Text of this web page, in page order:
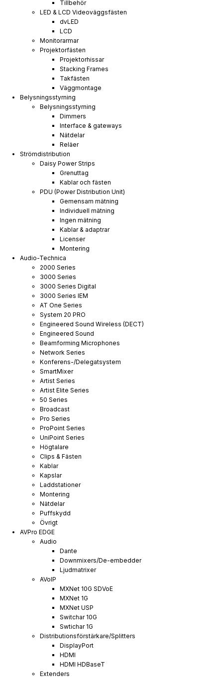
Tillbehör
LED & LCD Videoväggsfästen
dvLED
LCD
Monitorarmar
Projektorfästen
Projektorhissar
Stacking Frames
Takfästen
Väggmontage
Belysningsstyrning
Belysningsstyrning
Dimmers
Interface & gateways
Nätdelar
Reläer
Strömdistribution
Daisy Power Strips
Grenuttag
Kablar och fästen
PDU (Power Distribution Unit)
Gemensam mätning
Individuell mätning
Ingen mätning
Kablar & adaptrar
Licenser
Montering
Audio-Technica
2000 Series
3000 Series
3000 Series Digital
3000 Series IEM
AT One Series
System 20 PRO
Engineered Sound Wireless (DECT)
Engineered Sound
Beamforming Microphones
Network Series
Konferens-/Delegatsystem
SmartMixer
Artist Series
Artist Elite Series
50 Series
Broadcast
Pro Series
ProPoint Series
UniPoint Series
Högtalare
Clips & Fästen
Kablar
Kapslar
Laddstationer
Montering
Nätdelar
Puffskydd
Övrigt
AVPro EDGE
Audio
Dante
Downmixers/De-embedder
Ljudmatrixer
AVoIP
MXNet 10G SDVoE
MXNet 1G
MXNet USP
Switchar 10G
Swtichar 1G
Distributionsförstärkare/Splitters
DisplayPort
HDMI
HDMI HDBaseT
Extenders